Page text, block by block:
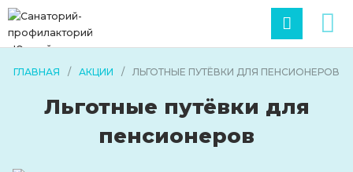
ГЛАВНАЯ / АКЦИИ / ЛЬГОТНЫЕ ПУТЁВКИ ДЛЯ ПЕНСИОНЕРОВ
Льготные путёвки для
пенсионеров